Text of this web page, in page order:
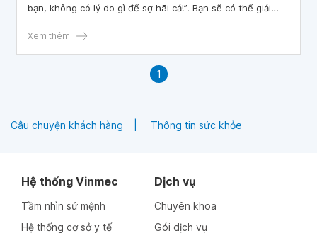
bạn, không có lý do gì để sợ hãi cả!”. Bạn sẽ có thể giải
bộ não, và nó được gọi là hạch hạnh nhân (amygdaloid)
vào cấu trúc giải phẫu của hạch hạnh nhân, và các vai trò
của cấu trúc này đối với phản ứng cảm xúc, ra quyết định
Xem thêm
1
Câu chuyện khách hàng Thông tin sức khỏe
Hệ thống Vinmec
Tầm nhìn sứ mệnh
Hệ thống cơ sở y tế
Dịch vụ
Chuyên khoa
Gói dịch vụ